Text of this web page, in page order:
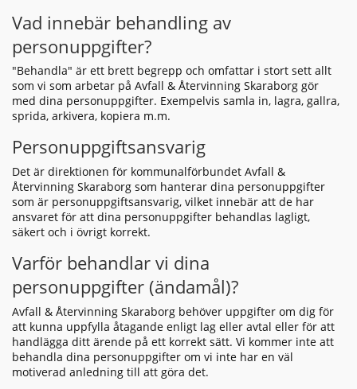
Vad innebär behandling av
personuppgifter?
"Behandla" är ett brett begrepp och omfattar i stort sett allt
som vi som arbetar på Avfall & Återvinning Skaraborg gör
med dina personuppgifter. Exempelvis samla in, lagra, gallra,
sprida, arkivera, kopiera m.m.
Personuppgiftsansvarig
Det är direktionen för kommunalförbundet Avfall &
Återvinning Skaraborg som hanterar dina personuppgifter
som är personuppgiftsansvarig, vilket innebär att de har
ansvaret för att dina personuppgifter behandlas lagligt,
säkert och i övrigt korrekt.
Varför behandlar vi dina
personuppgifter (ändamål)?
Avfall & Återvinning Skaraborg behöver uppgifter om dig för
att kunna uppfylla åtagande enligt lag eller avtal eller för att
handlägga ditt ärende på ett korrekt sätt. Vi kommer inte att
behandla dina personuppgifter om vi inte har en väl
motiverad anledning till att göra det.